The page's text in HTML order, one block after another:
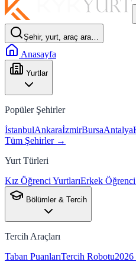
Şehir, yurt, araç ara…
Anasayfa
Yurtlar
Popüler Şehirler
İstanbulAnkaraİzmirBursaAntalya
Tüm Şehirler →
Yurt Türleri
Kız Öğrenci YurtlarıErkek Öğrenci
Bölümler & Tercih
Tercih Araçları
Taban PuanlarıTercih Robotu2026